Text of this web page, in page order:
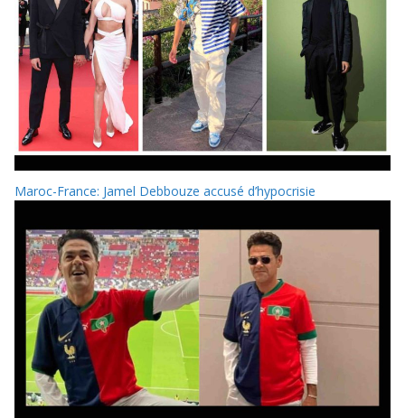
Maroc-France: Jamel Debbouze accusé d’hypocrisie